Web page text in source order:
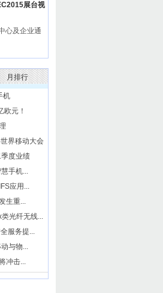
展台视
及企业通
月排行
机
欧元！
界移动大会
度业绩
手机...
应用...
生重...
光纤无线...
服务提...
与物...
冲击...